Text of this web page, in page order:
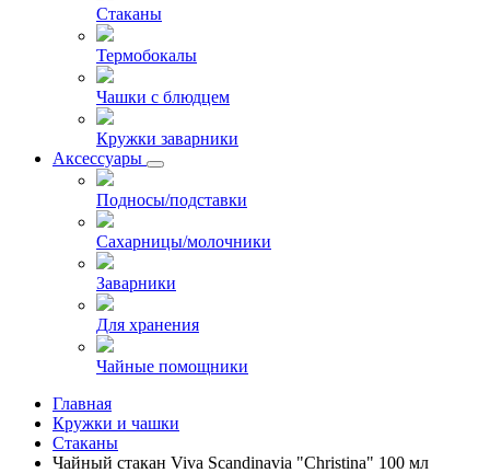
Стаканы
Термобокалы
Чашки с блюдцем
Кружки заварники
Аксессуары
Подносы/подставки
Сахарницы/молочники
Заварники
Для хранения
Чайные помощники
Главная
Кружки и чашки
Стаканы
Чайный стакан Viva Scandinavia "Christina" 100 мл